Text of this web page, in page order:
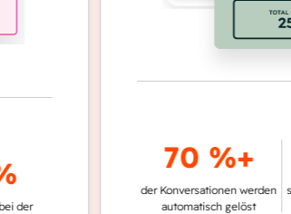
70 %+
der Konversationen werden
automatisch gelöst